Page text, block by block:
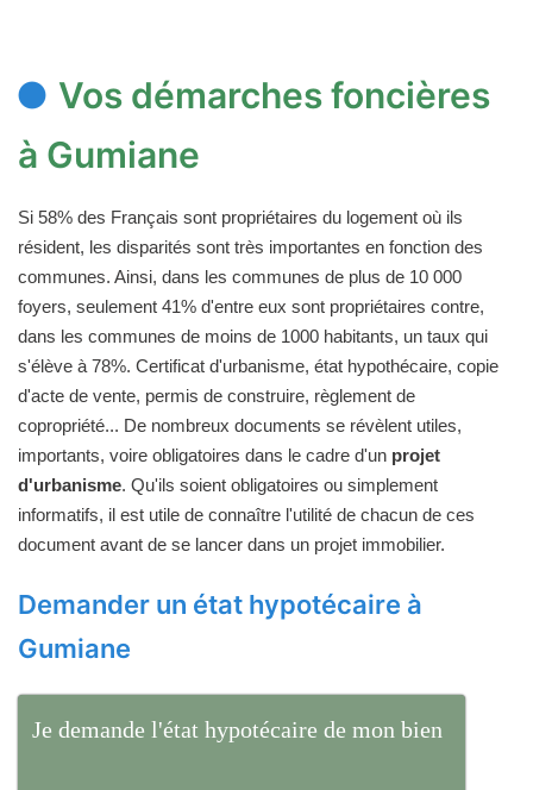
Vos démarches foncières
à Gumiane
Si 58% des Français sont propriétaires du logement où ils
résident, les disparités sont très importantes en fonction des
communes. Ainsi, dans les communes de plus de 10 000
foyers, seulement 41% d'entre eux sont propriétaires contre,
dans les communes de moins de 1000 habitants, un taux qui
s'élève à 78%. Certificat d'urbanisme, état hypothécaire, copie
d'acte de vente, permis de construire, règlement de
copropriété... De nombreux documents se révèlent utiles,
importants, voire obligatoires dans le cadre d'un projet
d'urbanisme. Qu'ils soient obligatoires ou simplement
informatifs, il est utile de connaître l'utilité de chacun de ces
document avant de se lancer dans un projet immobilier.
Demander un état hypotécaire à
Gumiane
Je demande l'état hypotécaire de mon bien